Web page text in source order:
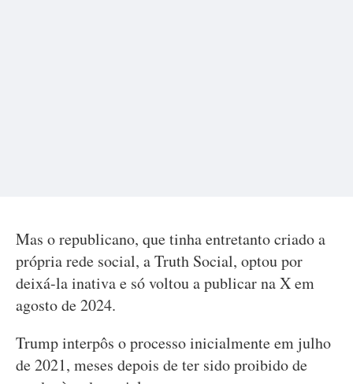
Mas o republicano, que tinha entretanto criado a
própria rede social, a Truth Social, optou por
deixá-la inativa e só voltou a publicar na X em
agosto de 2024.
Trump interpôs o processo inicialmente em julho
de 2021, meses depois de ter sido proibido de